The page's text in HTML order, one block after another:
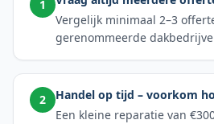
1
Vergelijk minimaal 2–3
gerenommeerde
2
Handel op tijd – voorkom
Een kleine reparatie van